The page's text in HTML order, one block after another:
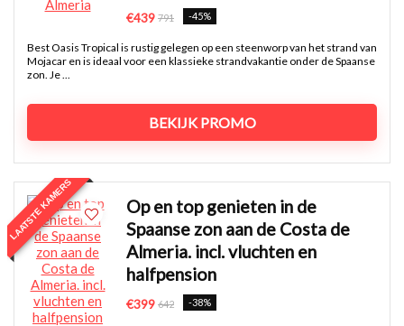
€439 791 -45%
Best Oasis Tropical is rustig gelegen op een steenworp van het strand van
Mojacar en is ideaal voor een klassieke strandvakantie onder de Spaanse
zon. Je ...
BEKIJK PROMO
LAATSTE KAMERS
Op en top genieten in de
Spaanse zon aan de Costa de
Almeria. incl. vluchten en
halfpension
€399 642 -38%